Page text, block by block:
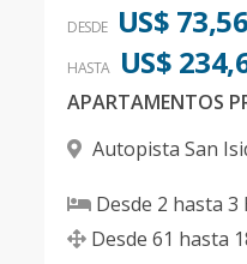
DESDE US$
HASTA US$
Autopista San
Desde 2 hasta 3
Desde 61 hasta